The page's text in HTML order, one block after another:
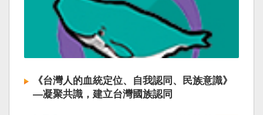
《台灣人的血統定位、自我認同、民族意識》
—凝聚共識，建立台灣國族認同